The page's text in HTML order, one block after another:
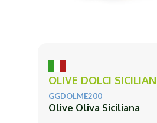
OLIVE DOLCI
GGDOLME200
Olive Oliva Siciliana